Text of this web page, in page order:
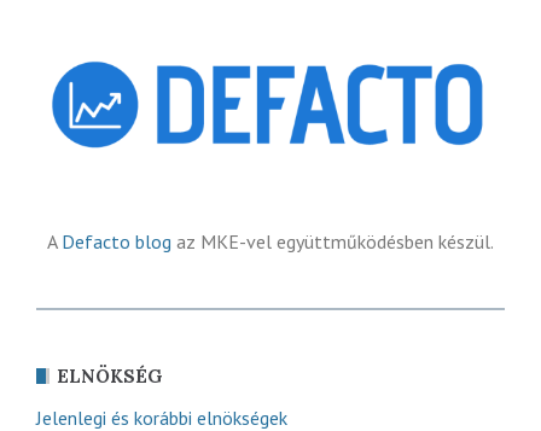
A Defacto blog az MKE-vel együttműködésben készül.
ELNÖKSÉG
Jelenlegi és korábbi elnökségek